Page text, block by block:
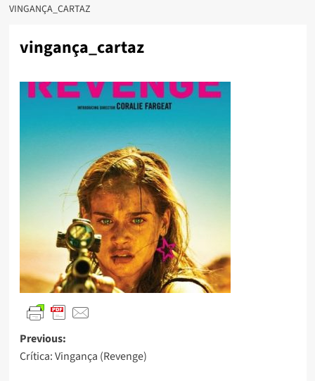
VINGANÇA_CARTAZ
vingança_cartaz
Previous:
Crítica: Vingança (Revenge)